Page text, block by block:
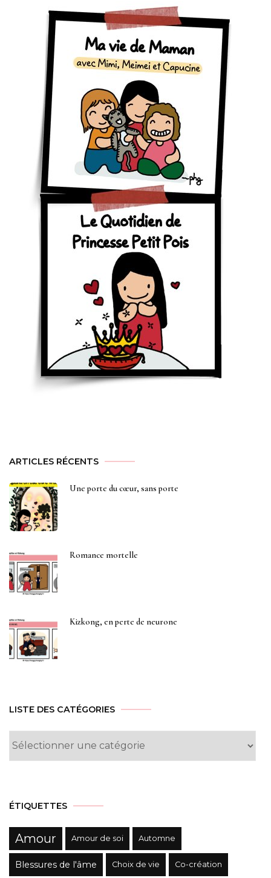
ARTICLES RÉCENTS
Une porte du cœur, sans porte
Romance mortelle
Kizkong, en perte de neurone
LISTE DES CATÉGORIES
ÉTIQUETTES
Amour Amour de soi Automne
Blessures de l'âme Choix de vie Co-création